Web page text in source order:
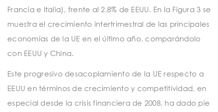
Francia e Italia), frente al 2,8% de EEUU. En la Figura 3 se
muestra el crecimiento intertrimestral de las principales
economías de la UE en el último año, comparándolo
con EEUU y China.
Este progresivo desacoplamiento de la UE respecto a
EEUU en términos de crecimiento y competitividad, en
especial desde la crisis financiera de 2008, ha dado pie